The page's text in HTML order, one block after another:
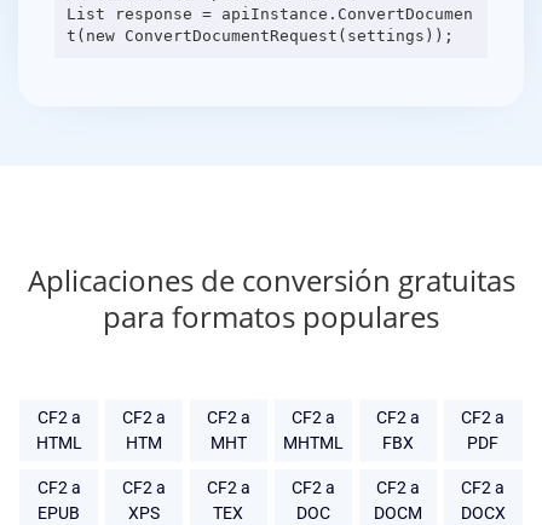
List response = apiInstance.ConvertDocumen
Aplicaciones de conversión gratuitas
para formatos populares
CF2 a
HTML
CF2 a
HTM
CF2 a
MHT
CF2 a
MHTML
CF2 a
FBX
CF2 a
PDF
CF2 a
EPUB
CF2 a
XPS
CF2 a
TEX
CF2 a
DOC
CF2 a
DOCM
CF2 a
DOCX